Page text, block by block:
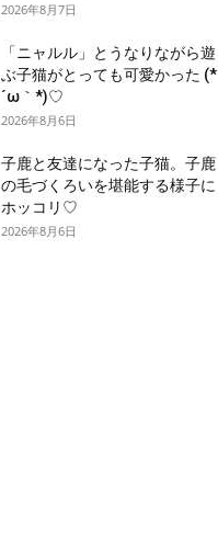
2026年8月7日
「ニャルル」とうなりながら遊
ぶ子猫がとっても可愛かった (*
´ω｀*)♡
2026年8月6日
子鹿と友達になった子猫。子鹿
の毛づくろいを堪能する様子に
ホッコリ♡
2026年8月6日